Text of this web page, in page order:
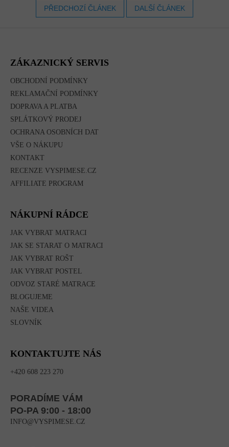
PŘEDCHOZÍ ČLÁNEK DALŠÍ ČLÁNEK
ZÁKAZNICKÝ SERVIS
OBCHODNÍ PODMÍNKY
REKLAMAČNÍ PODMÍNKY
DOPRAVA A PLATBA
SPLÁTKOVÝ PRODEJ
OCHRANA OSOBNÍCH DAT
VŠE O NÁKUPU
KONTAKT
RECENZE VYSPIMESE.CZ
AFFILIATE PROGRAM
NÁKUPNÍ RÁDCE
JAK VYBRAT MATRACI
JAK SE STARAT O MATRACI
JAK VYBRAT ROŠT
JAK VYBRAT POSTEL
ODVOZ STARÉ MATRACE
BLOGUJEME
NAŠE VIDEA
SLOVNÍK
KONTAKTUJTE NÁS
+420 608 223 270
PORADÍME VÁM
PO-PA 9:00 - 18:00
INFO@VYSPIMESE.CZ